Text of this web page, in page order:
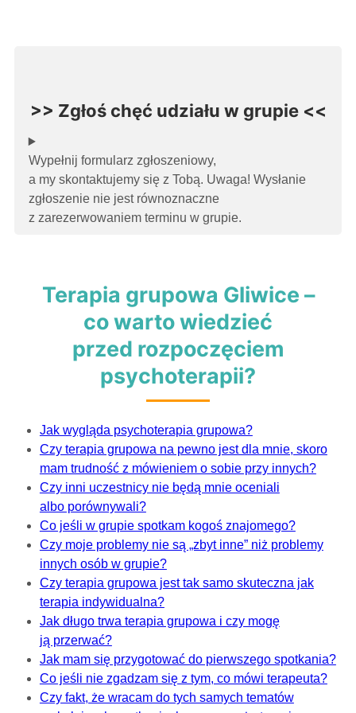
>> Zgłoś chęć udziału w grupie <<
Wypełnij formularz zgłoszeniowy,
a my skontaktujemy się z Tobą. Uwaga! Wysłanie
zgłoszenie nie jest równoznaczne
z zarezerwowaniem terminu w grupie.
Terapia grupowa Gliwice –
co warto wiedzieć
przed rozpoczęciem
psychoterapii?
Jak wygląda psychoterapia grupowa?
Czy terapia grupowa na pewno jest dla mnie, skoro
mam trudność z mówieniem o sobie przy innych?
Czy inni uczestnicy nie będą mnie oceniali
albo porównywali?
Co jeśli w grupie spotkam kogoś znajomego?
Czy moje problemy nie są „zbyt inne” niż problemy
innych osób w grupie?
Czy terapia grupowa jest tak samo skuteczna jak
terapia indywidualna?
Jak długo trwa terapia grupowa i czy mogę
ją przerwać?
Jak mam się przygotować do pierwszego spotkania?
Co jeśli nie zgadzam się z tym, co mówi terapeuta?
Czy fakt, że wracam do tych samych tematów